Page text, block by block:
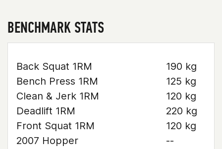
BENCHMARK STATS
Back Squat 1RM
190 kg
Bench Press 1RM
125 kg
Clean & Jerk 1RM
120 kg
Deadlift 1RM
220 kg
Front Squat 1RM
120 kg
2007 Hopper
--